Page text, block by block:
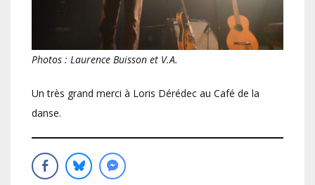
Photos : Laurence Buisson et V.A.
Un très grand merci à Loris Dérédec au Café de la
danse.